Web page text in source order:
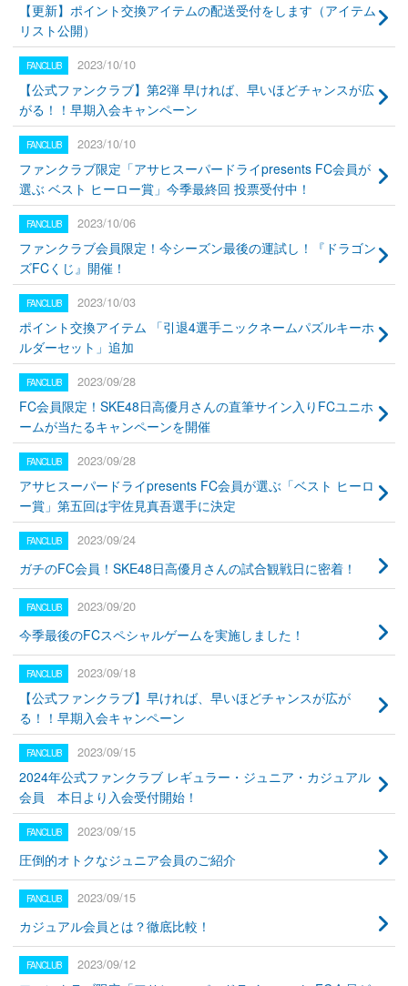
【更新】ポイント交換アイテムの配送受付をします（アイテム
リスト公開）
2023/10/10
【公式ファンクラブ】第2弾 早ければ、早いほどチャンスが広
がる！！早期入会キャンペーン
2023/10/10
ファンクラブ限定「アサヒスーパードライpresents FC会員が
選ぶ ベスト ヒーロー賞」今季最終回 投票受付中！
2023/10/06
ファンクラブ会員限定！今シーズン最後の運試し！『ドラゴン
ズFCくじ』開催！
2023/10/03
ポイント交換アイテム 「引退4選手ニックネームパズルキーホ
ルダーセット」追加
2023/09/28
FC会員限定！SKE48日高優月さんの直筆サイン入りFCユニホ
ームが当たるキャンペーンを開催
2023/09/28
アサヒスーパードライpresents FC会員が選ぶ「ベスト ヒーロ
ー賞」第五回は宇佐見真吾選手に決定
2023/09/24
ガチのFC会員！SKE48日高優月さんの試合観戦日に密着！
2023/09/20
今季最後のFCスペシャルゲームを実施しました！
2023/09/18
【公式ファンクラブ】早ければ、早いほどチャンスが広が
る！！早期入会キャンペーン
2023/09/15
2024年公式ファンクラブ レギュラー・ジュニア・カジュアル
会員 本日より入会受付開始！
2023/09/15
圧倒的オトクなジュニア会員のご紹介
2023/09/15
カジュアル会員とは？徹底比較！
2023/09/12